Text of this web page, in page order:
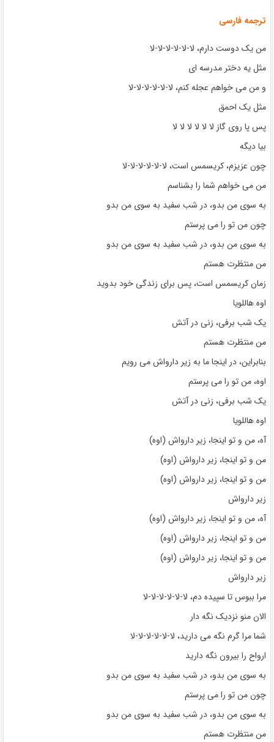
ترجمه فارسی
من یک دوست دارم، لا-لا-لا-لا-لا-لا
مثل یه دختر مدرسه ای
و من می خواهم عجله کنم، لا-لا-لا-لا-لا-لا
مثل یک احمق
پس پا روی گاز لا لا لا لا لا لا
بیا دیگه
چون عزیزم، کریسمس است، لا-لا-لا-لا-لا-لا
من می خواهم شما را بشناسم
به سوی من بدو، در شب سفید به سوی من بدو
چون من تو را می پرستم
به سوی من بدو، در شب سفید به سوی من بدو
من منتظرت هستم
زمان کریسمس است، پس برای زندگی خود بدوید
اوه هاللویا
یک شب برفی، زنی در آتش
من منتظرت هستم
بنابراین، در اینجا ما به زیر دارواش می رویم
اوه، من تو را می پرستم
یک شب برفی، زنی در آتش
اوه هاللویا
آه، من و تو اینجا، زیر دارواش (اوه)
من و تو اینجا، زیر دارواش (اوه)
من و تو اینجا، زیر دارواش (اوه)
زیر دارواش
آه، من و تو اینجا، زیر دارواش (اوه)
من و تو اینجا، زیر دارواش (اوه)
من و تو اینجا، زیر دارواش (اوه)
زیر دارواش
مرا ببوس تا سپیده دم، لا-لا-لا-لا-لا-لا
الان منو نزدیک نگه دار
شما مرا گرم نگه می دارید، لا-لا-لا-لا-لا-لا
ارواح را بیرون نگه دارید
به سوی من بدو، در شب سفید به سوی من بدو
چون من تو را می پرستم
به سوی من بدو، در شب سفید به سوی من بدو
من منتظرت هستم